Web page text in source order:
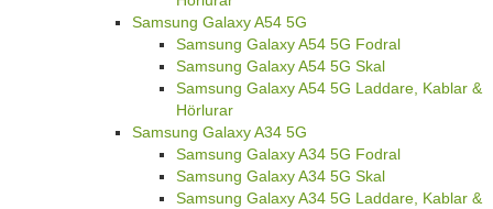
Samsung Galaxy A54 5G
Samsung Galaxy A54 5G Fodral
Samsung Galaxy A54 5G Skal
Samsung Galaxy A54 5G Laddare, Kablar &
Hörlurar
Samsung Galaxy A34 5G
Samsung Galaxy A34 5G Fodral
Samsung Galaxy A34 5G Skal
Samsung Galaxy A34 5G Laddare, Kablar &